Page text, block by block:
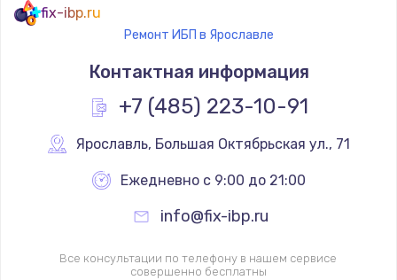
fix-ibp.ru
Ремонт ИБП в Ярославле
Контактная информация
+7 (485) 223-10-91
Ярославль, Большая Октябрьская ул., 71
Ежедневно с 9:00 до 21:00
info@fix-ibp.ru
Все консультации по телефону в нашем сервисе
совершенно бесплатны